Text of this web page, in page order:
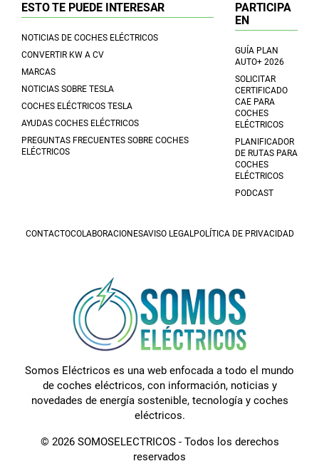
ESTO TE PUEDE INTERESAR
NOTICIAS DE COCHES ELÉCTRICOS
CONVERTIR KW A CV
MARCAS
NOTICIAS SOBRE TESLA
COCHES ELÉCTRICOS TESLA
AYUDAS COCHES ELÉCTRICOS
PREGUNTAS FRECUENTES SOBRE COCHES
ELÉCTRICOS
PARTICIPA
EN
GUÍA PLAN
AUTO+ 2026
SOLICITAR
CERTIFICADO
CAE PARA
COCHES
ELÉCTRICOS
PLANIFICADOR
DE RUTAS PARA
COCHES
ELÉCTRICOS
PODCAST
CONTACTOCOLABORACIONESAVISO LEGALPOLÍTICA DE PRIVACIDAD
Somos Eléctricos es una web enfocada a todo el mundo
de coches eléctricos, con información, noticias y
novedades de energía sostenible, tecnología y coches
eléctricos.
© 2026 SOMOSELECTRICOS - Todos los derechos
reservados